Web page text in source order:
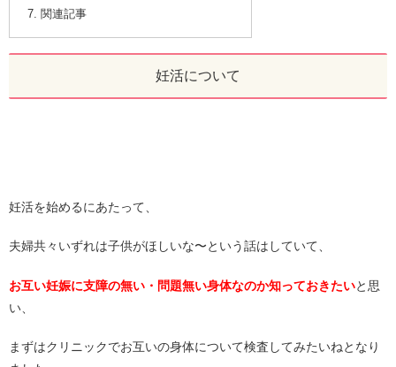
関連記事
妊活について
妊活を始めるにあたって、
夫婦共々いずれは子供がほしいな〜という話はしていて、
お互い妊娠に支障の無い・問題無い身体なのか知っておきたいと思
い、
まずはクリニックでお互いの身体について検査してみたいねとなり